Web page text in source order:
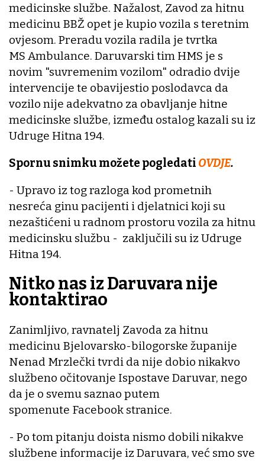
medicinske službe. Nažalost, Zavod za hitnu
medicinu BBŽ opet je kupio vozila s teretnim
ovjesom. Preradu vozila radila je tvrtka
MS Ambulance. Daruvarski tim HMS je s
novim "suvremenim vozilom" odradio dvije
intervencije te obavijestio poslodavca da
vozilo nije adekvatno za obavljanje hitne
medicinske službe, između ostalog kazali su iz
Udruge Hitna 194.
Spornu snimku možete pogledati OVDJE.
- Upravo iz tog razloga kod prometnih
nesreća ginu pacijenti i djelatnici koji su
nezaštićeni u radnom prostoru vozila za hitnu
medicinsku službu - zaključili su iz Udruge
Hitna 194.
Nitko nas iz Daruvara nije
kontaktirao
Zanimljivo, ravnatelj Zavoda za hitnu
medicinu Bjelovarsko-bilogorske županije
Nenad Mrzlečki tvrdi da nije dobio nikakvo
službeno očitovanje Ispostave Daruvar, nego
da je o svemu saznao putem
spomenute Facebook stranice.
- Po tom pitanju doista nismo dobili nikakve
službene informacije iz Daruvara, već smo sve